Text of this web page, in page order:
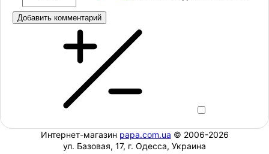
Добавить комментарий
Интернет-магазин papa.com.ua © 2006-2026
ул. Базовая, 17, г. Одесса, Украина